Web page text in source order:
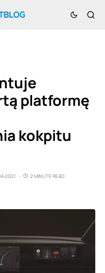
platformę
kokpitu
2021
2 MINUTE READ